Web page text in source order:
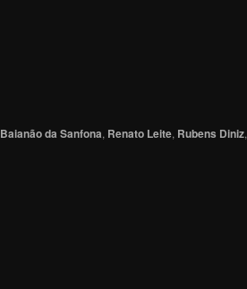
Baianão da Sanfona, Renato Leite, Rubens Diniz,